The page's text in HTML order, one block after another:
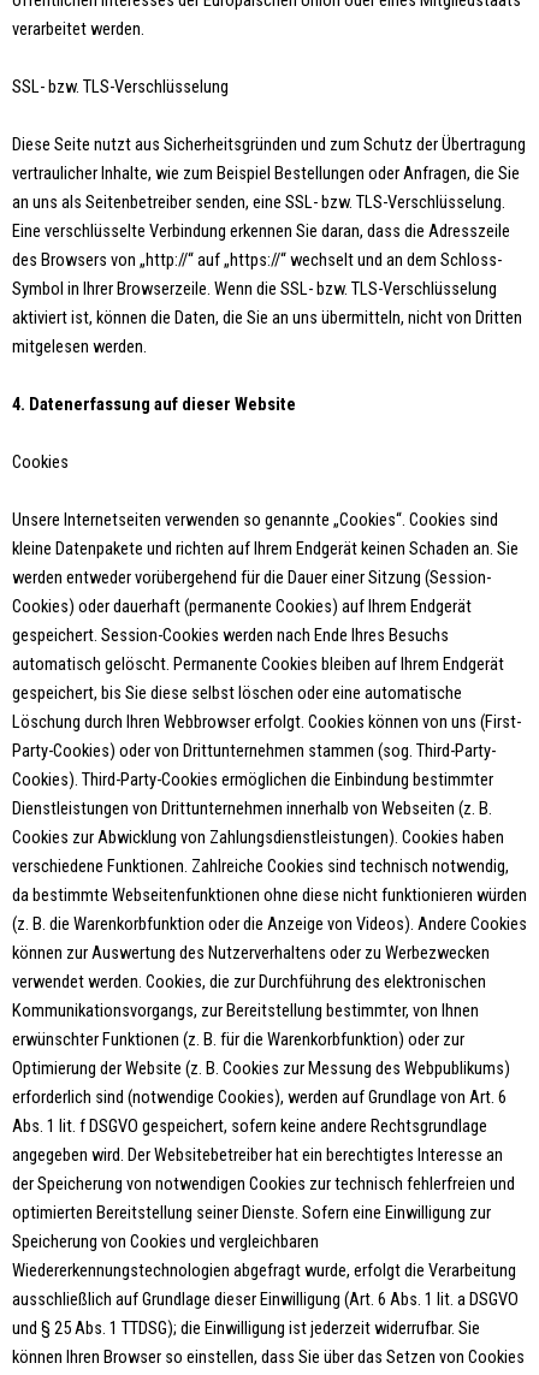
verarbeitet werden.
SSL- bzw. TLS-Verschlüsselung
Diese Seite nutzt aus Sicherheitsgründen und zum Schutz der Übertragung
vertraulicher Inhalte, wie zum Beispiel Bestellungen oder Anfragen, die Sie
an uns als Seitenbetreiber senden, eine SSL- bzw. TLS-Verschlüsselung.
Eine verschlüsselte Verbindung erkennen Sie daran, dass die Adresszeile
des Browsers von „http://“ auf „https://“ wechselt und an dem Schloss-
Symbol in Ihrer Browserzeile. Wenn die SSL- bzw. TLS-Verschlüsselung
aktiviert ist, können die Daten, die Sie an uns übermitteln, nicht von Dritten
mitgelesen werden.
4. Datenerfassung auf dieser Website
Cookies
Unsere Internetseiten verwenden so genannte „Cookies“. Cookies sind
kleine Datenpakete und richten auf Ihrem Endgerät keinen Schaden an. Sie
werden entweder vorübergehend für die Dauer einer Sitzung (Session-
Cookies) oder dauerhaft (permanente Cookies) auf Ihrem Endgerät
gespeichert. Session-Cookies werden nach Ende Ihres Besuchs
automatisch gelöscht. Permanente Cookies bleiben auf Ihrem Endgerät
gespeichert, bis Sie diese selbst löschen oder eine automatische
Löschung durch Ihren Webbrowser erfolgt. Cookies können von uns (First-
Party-Cookies) oder von Drittunternehmen stammen (sog. Third-Party-
Cookies). Third-Party-Cookies ermöglichen die Einbindung bestimmter
Dienstleistungen von Drittunternehmen innerhalb von Webseiten (z. B.
Cookies zur Abwicklung von Zahlungsdienstleistungen). Cookies haben
verschiedene Funktionen. Zahlreiche Cookies sind technisch notwendig,
da bestimmte Webseitenfunktionen ohne diese nicht funktionieren würden
(z. B. die Warenkorbfunktion oder die Anzeige von Videos). Andere Cookies
können zur Auswertung des Nutzerverhaltens oder zu Werbezwecken
verwendet werden. Cookies, die zur Durchführung des elektronischen
Kommunikationsvorgangs, zur Bereitstellung bestimmter, von Ihnen
erwünschter Funktionen (z. B. für die Warenkorbfunktion) oder zur
Optimierung der Website (z. B. Cookies zur Messung des Webpublikums)
erforderlich sind (notwendige Cookies), werden auf Grundlage von Art. 6
Abs. 1 lit. f DSGVO gespeichert, sofern keine andere Rechtsgrundlage
angegeben wird. Der Websitebetreiber hat ein berechtigtes Interesse an
der Speicherung von notwendigen Cookies zur technisch fehlerfreien und
optimierten Bereitstellung seiner Dienste. Sofern eine Einwilligung zur
Speicherung von Cookies und vergleichbaren
Wiedererkennungstechnologien abgefragt wurde, erfolgt die Verarbeitung
ausschließlich auf Grundlage dieser Einwilligung (Art. 6 Abs. 1 lit. a DSGVO
und § 25 Abs. 1 TTDSG); die Einwilligung ist jederzeit widerrufbar. Sie
können Ihren Browser so einstellen, dass Sie über das Setzen von Cookies